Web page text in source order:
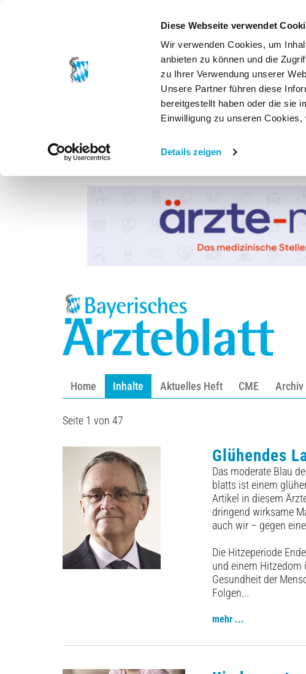
Diese Webseite verwendet
Wir verwenden Cookies, um
anbieten zu können und die
zu Ihrer Verwendung unserer
Unsere Partner führen diese
bereitgestellt haben oder die sie
Einwilligung zu unseren
Details zeigen
Home Inhalte Aktuelles Heft CME Archiv
Seite 1 von 47
Glühendes
Das moderate Blau
blatts ist einem
Artikel in diesem
dringend wirksame
auch wir – gegen
Die Hitzeperiode
und einem Hitzedom
Gesundheit der
Folgen...
mehr ...